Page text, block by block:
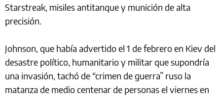
Starstreak, misiles antitanque y munición de alta
precisión.
Johnson, que había advertido el 1 de febrero en Kiev del
desastre político, humanitario y militar que supondría
una invasión, tachó de “crimen de guerra” ruso la
matanza de medio centenar de personas el viernes en